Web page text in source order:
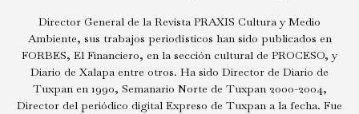
Director General de la Revista PRAXIS Cultura y Medio
Ambiente, sus trabajos periodísticos han sido publicados en
FORBES, El Financiero, en la sección cultural de PROCESO, y
Diario de Xalapa entre otros. Ha sido Director de Diario de
Tuxpan en 1990, Semanario Norte de Tuxpan 2000-2004,
Director del periódico digital Expreso de Tuxpan a la fecha. Fue